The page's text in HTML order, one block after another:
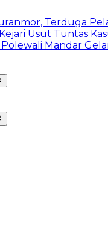
Terduga
Usut Tuntas
Mandar